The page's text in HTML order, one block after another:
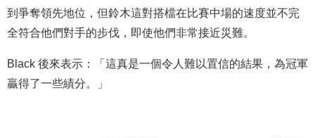
到爭奪領先地位，但鈴木這對搭檔在比賽中場的速度並不完
全符合他們對手的步伐，即使他們非常接近災難。
Black 後來表示：「這真是一個令人難以置信的結果，為冠軍
贏得了一些績分。」